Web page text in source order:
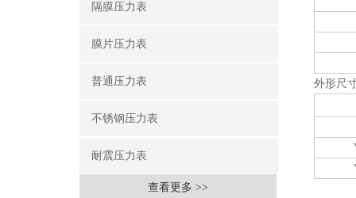
隔膜压力表
膜片压力表
普通压力表
不锈钢压力表
耐震压力表
查看更多 >>
外形尺